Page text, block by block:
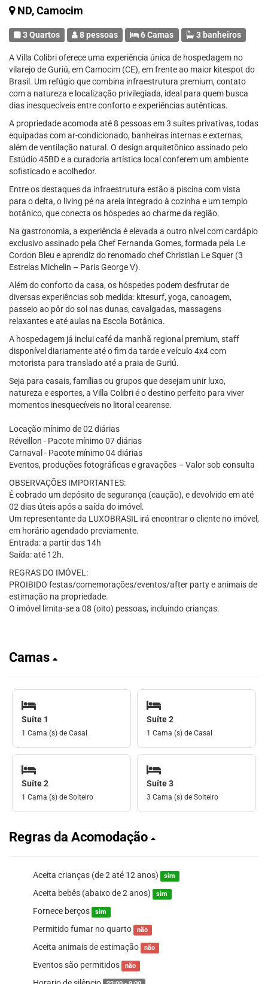
ND, Camocim
3 Quartos 8 pessoas 6 Camas 3 banheiros
A Villa Colibri oferece uma experiência única de hospedagem no
vilarejo de Guriú, em Camocim (CE), em frente ao maior kitespot do
Brasil. Um refúgio que combina infraestrutura premium, contato
com a natureza e localização privilegiada, ideal para quem busca
dias inesquecíveis entre conforto e experiências autênticas.
A propriedade acomoda até 8 pessoas em 3 suítes privativas, todas
equipadas com ar-condicionado, banheiras internas e externas,
além de ventilação natural. O design arquitetônico assinado pelo
Estúdio 45BD e a curadoria artística local conferem um ambiente
sofisticado e acolhedor.
Entre os destaques da infraestrutura estão a piscina com vista
para o delta, o living pé na areia integrado à cozinha e um templo
botânico, que conecta os hóspedes ao charme da região.
Na gastronomia, a experiência é elevada a outro nível com cardápio
exclusivo assinado pela Chef Fernanda Gomes, formada pela Le
Cordon Bleu e aprendiz do renomado chef Christian Le Squer (3
Estrelas Michelin – Paris George V).
Além do conforto da casa, os hóspedes podem desfrutar de
diversas experiências sob medida: kitesurf, yoga, canoagem,
passeio ao pôr do sol nas dunas, cavalgadas, massagens
relaxantes e até aulas na Escola Botânica.
A hospedagem já inclui café da manhã regional premium, staff
disponível diariamente até o fim da tarde e veículo 4x4 com
motorista para translado até a praia de Guriú.
Seja para casais, famílias ou grupos que desejam unir luxo,
natureza e esportes, a Villa Colibri é o destino perfeito para viver
momentos inesquecíveis no litoral cearense.
Locação mínimo de 02 diárias
Réveillon - Pacote mínimo 07 diárias
Carnaval - Pacote mínimo 04 diárias
Eventos, produções fotográficas e gravações – Valor sob consulta
OBSERVAÇÕES IMPORTANTES:
É cobrado um depósito de segurança (caução), e devolvido em até
02 dias úteis após a saída do imóvel.
Um representante da LUXOBRASIL irá encontrar o cliente no imóvel,
em horário agendado previamente.
Entrada: a partir das 14h
Saída: até 12h.
REGRAS DO IMÓVEL:
PROIBIDO festas/comemorações/eventos/after party e animais de
estimação na propriedade.
O imóvel limita-se a 08 (oito) pessoas, incluindo crianças.
Camas
Suíte 1
1 Cama (s) de Casal
Suíte 2
1 Cama (s) de Casal
Suíte 2
1 Cama (s) de Solteiro
Suíte 3
3 Cama (s) de Solteiro
Regras da Acomodação
Aceita crianças (de 2 até 12 anos) sim
Aceita bebês (abaixo de 2 anos) sim
Fornece berços sim
Permitido fumar no quarto não
Aceita animais de estimação não
Eventos são permitidos não